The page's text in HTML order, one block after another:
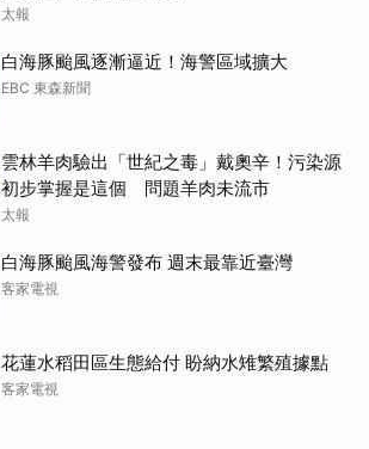
太報
白海豚颱風逐漸逼近！海警區域擴大
EBC 東森新聞
雲林羊肉驗出「世紀之毒」戴奧辛！污染源
初步掌握是這個 問題羊肉未流市
太報
白海豚颱風海警發布 週末最靠近臺灣
客家電視
花蓮水稻田區生態給付 盼納水雉繁殖據點
客家電視